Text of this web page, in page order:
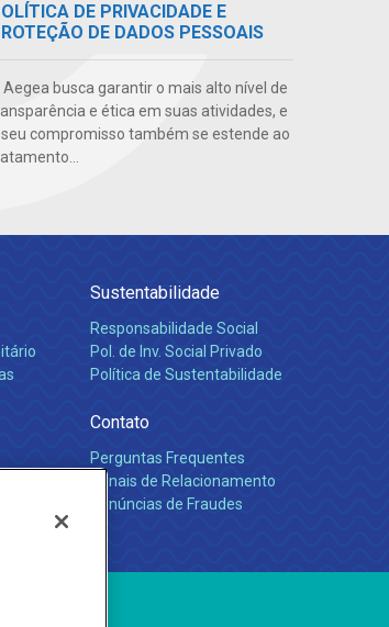
DE PRIVACIDADE E
DE DADOS PESSOAIS
Aegea busca garantir o mais alto nível de
e ética em suas atividades, e
seu compromisso também se estende ao
Sustentabilidade
Responsabilidade Social
Pol. de Inv. Social Privado
Política de Sustentabilidade
Contato
Perguntas Frequentes
Canais de Relacionamento
Denúncias de Fraudes